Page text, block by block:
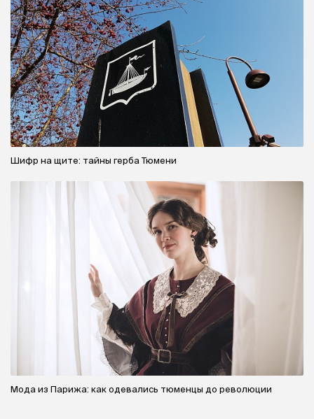
Шифр на щите: тайны герба Тюмени
Мода из Парижа: как одевались тюменцы до революции